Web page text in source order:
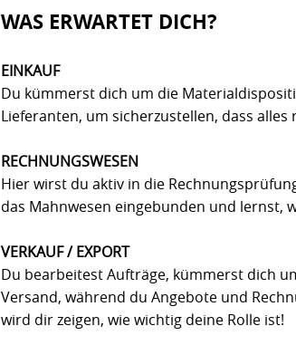
WAS ERWARTET DICH?
EINKAUF
Du kümmerst dich um die
Lieferanten, um sicherzustellen, dass alles
RECHNUNGSWESEN
Hier wirst du aktiv in die
das Mahnwesen eingebunden und lernst,
VERKAUF / EXPORT
Du bearbeitest Aufträge, kümmerst dich
Versand, während du Angebote und
wird dir zeigen, wie wichtig deine Rolle ist!